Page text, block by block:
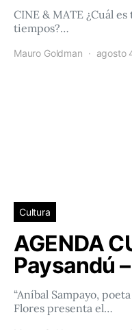
CINE & MATE ¿Cuál
tiempos?…
Mauro Goldman agosto
Cultura
AGENDA
Paysandú
“Aníbal Sampayo,
Flores presenta el…